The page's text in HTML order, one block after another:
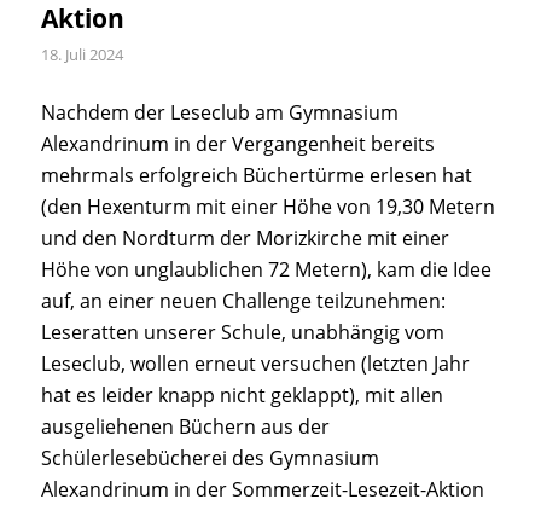
Aktion
18. Juli 2024
Nachdem der Leseclub am Gymnasium
Alexandrinum in der Vergangenheit bereits
mehrmals erfolgreich Büchertürme erlesen hat
(den Hexenturm mit einer Höhe von 19,30 Metern
und den Nordturm der Morizkirche mit einer
Höhe von unglaublichen 72 Metern), kam die Idee
auf, an einer neuen Challenge teilzunehmen:
Leseratten unserer Schule, unabhängig vom
Leseclub, wollen erneut versuchen (letzten Jahr
hat es leider knapp nicht geklappt), mit allen
ausgeliehenen Büchern aus der
Schülerlesebücherei des Gymnasium
Alexandrinum in der Sommerzeit-Lesezeit-Aktion